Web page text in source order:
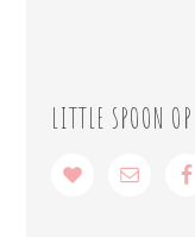
LITTLE SPOON